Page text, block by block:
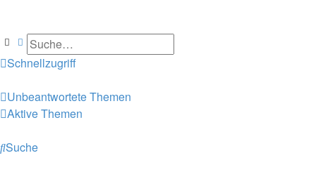
SucheErweiterte Suche
Schnellzugriff
Unbeantwortete Themen
Aktive Themen
Suche